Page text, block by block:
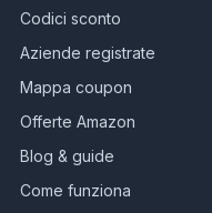
Codici sconto
Aziende registrate
Mappa coupon
Offerte Amazon
Blog & guide
Come funziona